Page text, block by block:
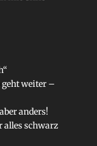
geht weiter –
anders!
alles schwarz